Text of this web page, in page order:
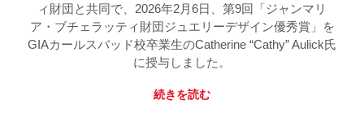
ィ財団と共同で、2026年2月6日、第9回「ジャンマリ
ア・ブチェラッティ財団ジュエリーデザイン優秀賞」を
GIAカールスバッド校卒業生のCatherine “Cathy” Aulick氏
に授与しました。
続きを読む